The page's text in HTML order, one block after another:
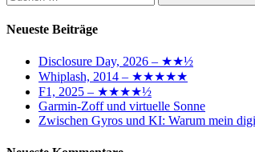
Neueste Beiträge
Disclosure Day, 2026 – ★★½
Whiplash, 2014 – ★★★★★
F1, 2025 – ★★★★½
Garmin-Zoff und virtuelle Sonne
Zwischen Gyros und KI: Warum mein